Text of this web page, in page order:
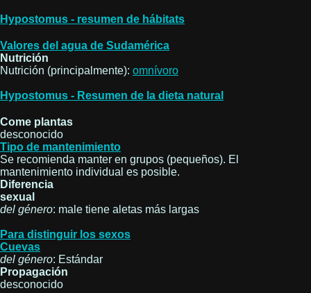
Hypostomus - resumen de hábitats
Valores del agua de Sudamérica
Nutrición
Nutrición (principalmente): omnívoro
Hypostomus - Resumen de la dieta natural
Come plantas
desconocido
Tipo de mantenimiento
Se recomienda manter en grupos (pequeños). El
mantenimiento individual es posible.
Diferencia
sexual
del género: male tiene aletas más largas
Para distinguir los sexos
Cuevas
del género: Estándar
Propagación
desconocido